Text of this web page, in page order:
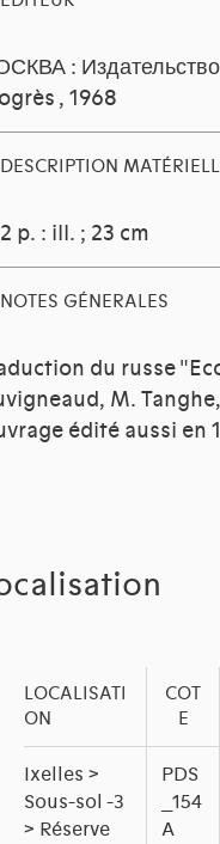
:
, 1968
DESCRIPTION
p. : ill. ; 23 cm
NOTES GÉNERALES
du russe
M.
édité aussi en
LOCALISATI
ON
COT
E
Ixelles >
Sous-sol -3
> Réserve
PDS
_154
A